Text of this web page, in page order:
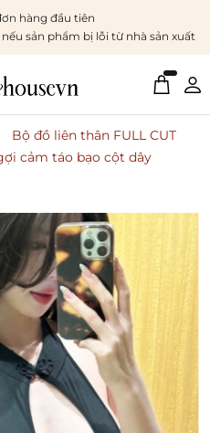
hàng đầu tiên
sản phẩm bị lỗi từ nhà sản xuất
Bộ đồ liên thân FULL CUT
cảm táo bạo cột dây